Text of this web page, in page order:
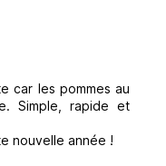
car les pommes au
Simple, rapide et
nouvelle année !